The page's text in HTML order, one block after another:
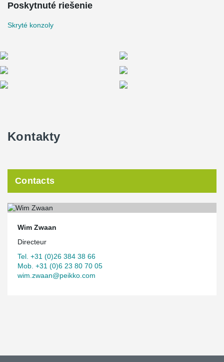
Poskytnuté riešenie
Skryté konzoly
Kontakty
Contacts
Wim Zwaan
Directeur
Tel. +31 (0)26 384 38 66
Mob. +31 (0)6 23 80 70 05
wim.zwaan@peikko.com